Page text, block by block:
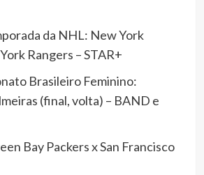
da NHL: New York
Rangers – STAR+
Brasileiro Feminino:
(final, volta) – BAND e
Bay Packers x San Francisco